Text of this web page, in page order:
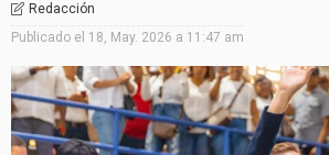
Redacción
Publicado el 18, May. 2026 a 11:47 am